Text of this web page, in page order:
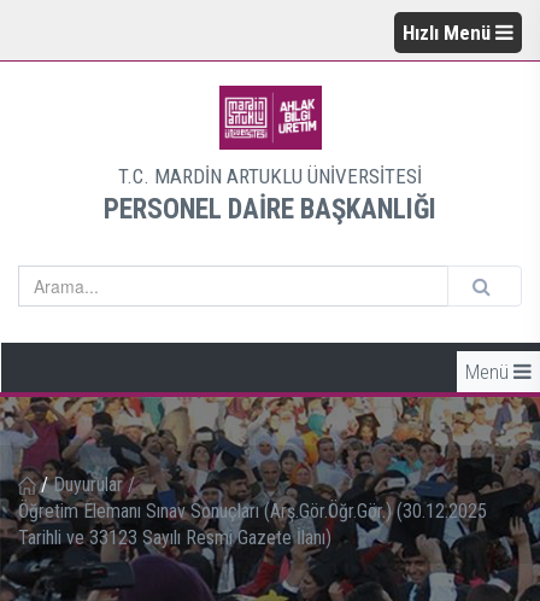
Hızlı Menü
T.C. MARDİN ARTUKLU ÜNİVERSİTESİ
PERSONEL DAİRE BAŞKANLIĞI
Menü
/ Duyurular /
Öğretim Elemanı Sınav Sonuçları (Arş.Gör.Öğr.Gör.) (30.12.2025
Tarihli ve 33123 Sayılı Resmi Gazete İlanı)